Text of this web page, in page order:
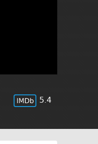
5.4